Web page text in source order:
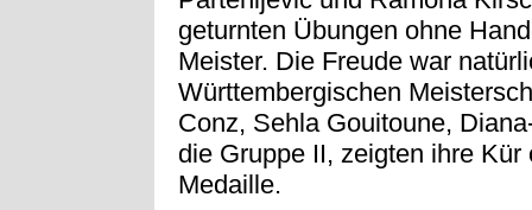
geturnten Übungen ohne
Meister. Die Freude war
Württembergischen
Conz, Sehla Gouitoune,
die Gruppe II, zeigten ihre
Medaille.